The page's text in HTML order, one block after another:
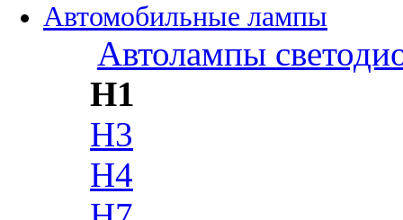
Автомобильные лампы
Автолампы
H1
H3
H4